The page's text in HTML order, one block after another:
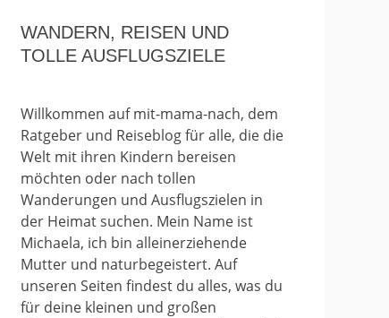
WANDERN, REISEN UND
TOLLE AUSFLUGSZIELE
Willkommen auf mit-mama-nach, dem
Ratgeber und Reiseblog für alle, die die
Welt mit ihren Kindern bereisen
möchten oder nach tollen
Wanderungen und Ausflugszielen in
der Heimat suchen. Mein Name ist
Michaela, ich bin alleinerziehende
Mutter und naturbegeistert. Auf
unseren Seiten findest du alles, was du
für deine kleinen und großen